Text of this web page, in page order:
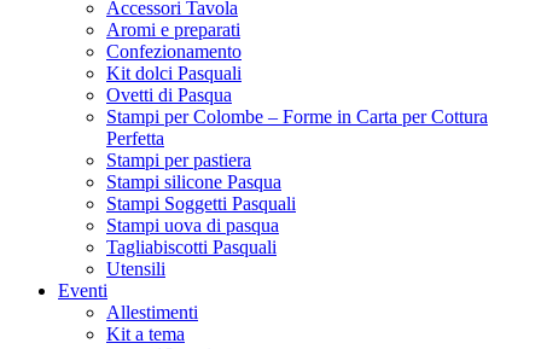
Accessori Tavola
Aromi e preparati
Confezionamento
Kit dolci Pasquali
Ovetti di Pasqua
Stampi per Colombe – Forme in Carta per Cottura
Perfetta
Stampi per pastiera
Stampi silicone Pasqua
Stampi Soggetti Pasquali
Stampi uova di pasqua
Tagliabiscotti Pasquali
Utensili
Eventi
Allestimenti
Kit a tema